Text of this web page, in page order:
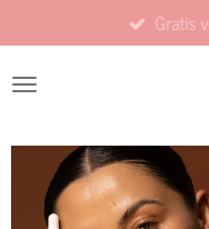
direct
naar
Gratis